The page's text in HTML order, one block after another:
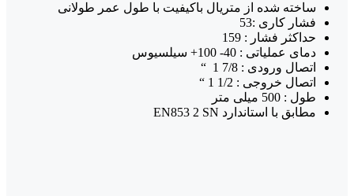
ساخته شده از متریال باکیفیت با طول عمر طولانی
فشار کاری :53
حداکثر فشار : 159
دمای عملیاتی : 40- 100+ سیلسیوس
اتصال ورودی : 7/8 1 “
اتصال خروجی : 1/2 1 “
طول : 500 میلی متر
مطابق با استاندارد EN853 2 SN